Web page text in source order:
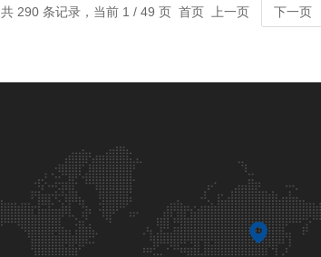
共 290 条记录，当前 1 / 49 页 首页 上一页 下一页